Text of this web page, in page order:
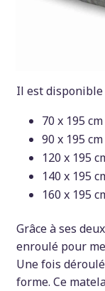
Il est
70 x 195 cm
90 x 195 cm
120 x 195
140 x 195
160 x 195
Grâce à ses
enroulé pour
Une fois
forme. Ce